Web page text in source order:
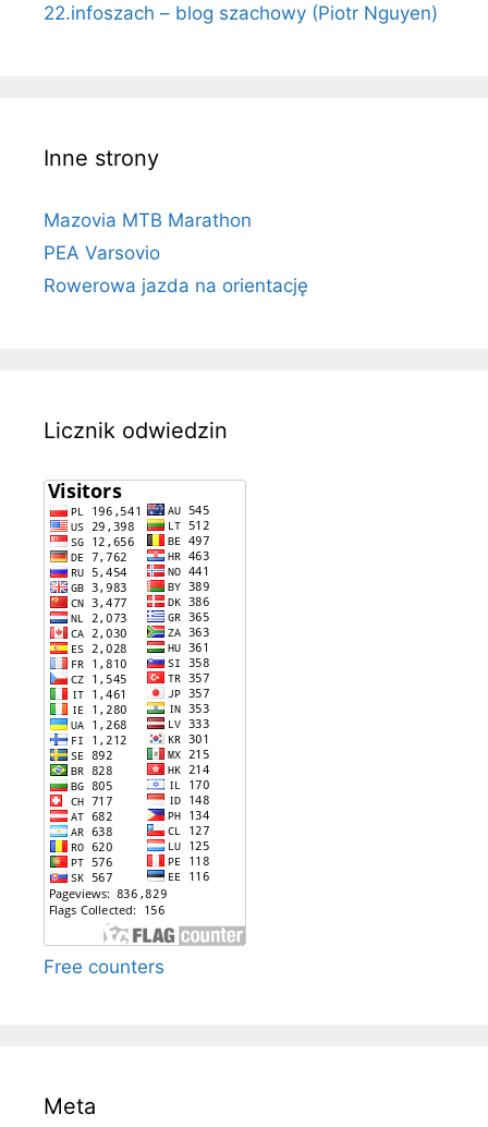
22.infoszach – blog szachowy (Piotr Nguyen)
Inne strony
Mazovia MTB Marathon
PEA Varsovio
Rowerowa jazda na orientację
Licznik odwiedzin
Free counters
Meta